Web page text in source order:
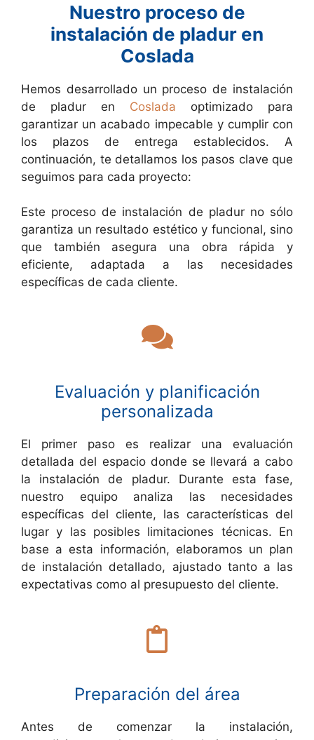
Nuestro proceso de
instalación de pladur en
Coslada
Hemos desarrollado un proceso de instalación
de pladur en Coslada optimizado para
garantizar un acabado impecable y cumplir con
los plazos de entrega establecidos. A
continuación, te detallamos los pasos clave que
seguimos para cada proyecto:
Este proceso de instalación de pladur no sólo
garantiza un resultado estético y funcional, sino
que también asegura una obra rápida y
eficiente, adaptada a las necesidades
específicas de cada cliente.
Evaluación y planificación
personalizada
El primer paso es realizar una evaluación
detallada del espacio donde se llevará a cabo
la instalación de pladur. Durante esta fase,
nuestro equipo analiza las necesidades
específicas del cliente, las características del
lugar y las posibles limitaciones técnicas. En
base a esta información, elaboramos un plan
de instalación detallado, ajustado tanto a las
expectativas como al presupuesto del cliente.
Preparación del área
Antes de comenzar la instalación,